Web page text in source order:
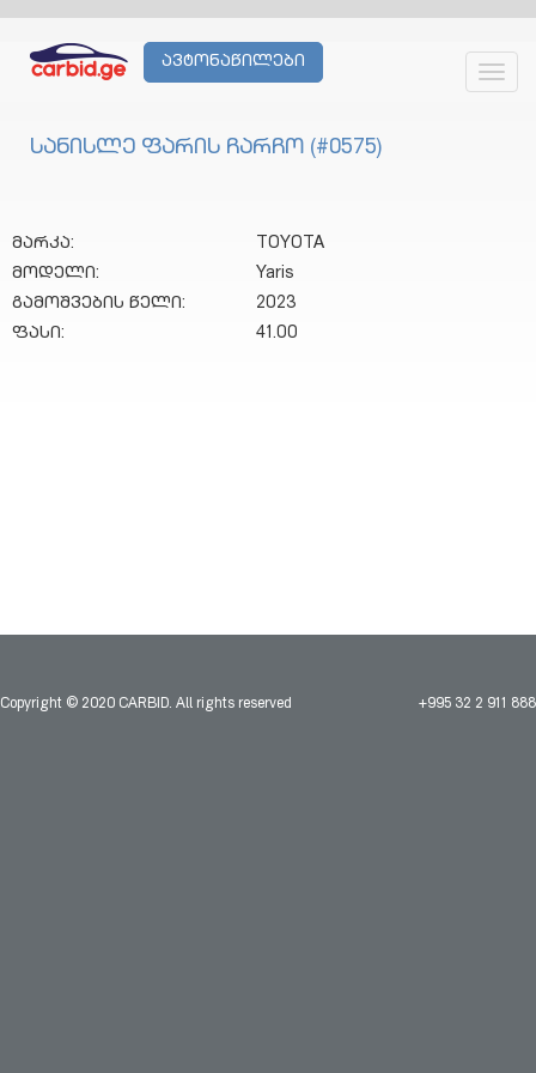
ავტონაწილები
სანისლე ფარის ჩარჩო (#0575)
მარკა:
TOYOTA
მოდელი:
Yaris
გამოშვების წელი:
2023
ფასი:
41.00
Copyright © 2020 CARBID. All rights reserved +995 32 2 911 888